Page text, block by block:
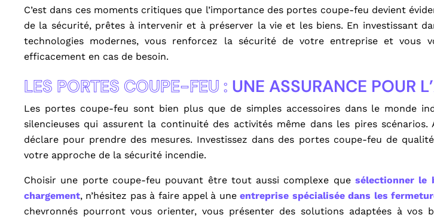
C’est dans ces moments critiques que l’importance des portes coupe-feu devient
de la sécurité, prêtes à intervenir et à préserver la vie et les biens. En investissant
technologies modernes, vous renforcez la sécurité de votre entreprise et vous
efficacement en cas de besoin.
LES PORTES COUPE-FEU : UNE ASSURANCE POUR
Les portes coupe-feu sont bien plus que de simples accessoires dans le monde
silencieuses qui assurent la continuité des activités même dans les pires scénarios.
déclare pour prendre des mesures. Investissez dans des portes coupe-feu de
votre approche de la sécurité incendie.
Choisir une porte coupe-feu pouvant être tout aussi complexe quesélectionner le
chargement, n’hésitez pas à faire appel à uneentreprise spécialisée dans les
chevronnés pourront vous orienter, vous présenter des solutions adaptées à vos